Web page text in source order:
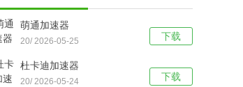
下载
萌通加速器
20/ 2026-05-25
下载
杜卡迪加速器
20/ 2026-05-24